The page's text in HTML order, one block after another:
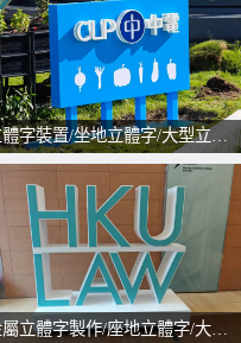
立體字裝置/坐地立體字/大型立體字/立體字製作